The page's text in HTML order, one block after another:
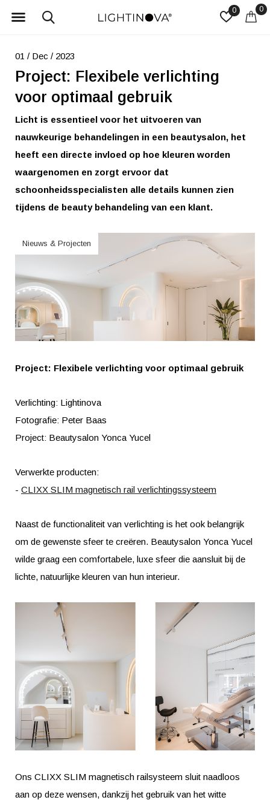
0 0
01 / Dec / 2023
Project: Flexibele verlichting
voor optimaal gebruik
Licht is essentieel voor het uitvoeren van
nauwkeurige behandelingen in een beautysalon, het
heeft een directe invloed op hoe kleuren worden
waargenomen en zorgt ervoor dat
schoonheidsspecialisten alle details kunnen zien
tijdens de beauty behandeling van een klant.
Nieuws & Projecten
Project: Flexibele verlichting voor optimaal gebruik
Verlichting: Lightinova
Fotografie: Peter Baas
Project: Beautysalon Yonca Yucel
Verwerkte producten:
- CLIXX SLIM magnetisch rail verlichtingssysteem
Naast de functionaliteit van verlichting is het ook belangrijk
om de gewenste sfeer te creëren. Beautysalon Yonca Yucel
wilde graag een comfortabele, luxe sfeer die aansluit bij de
lichte, natuurlijke kleuren van hun interieur.
Ons CLIXX SLIM magnetisch railsysteem sluit naadloos
aan op deze wensen, dankzij het gebruik van het witte